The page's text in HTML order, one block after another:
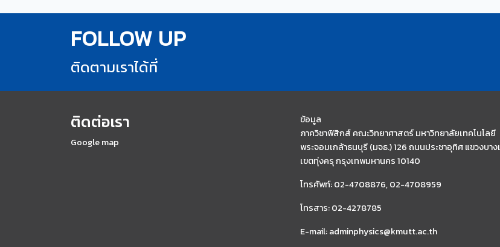
FOLLOW UP
ติดตามเราได้ที่
ติดต่อเรา
Google map
ข้อมูล
ภาควิชาฟิสิกส์ คณะวิทยาศาสตร์ มหาวิทยาลัยเทคโนโลยี
พระจอมเกล้าธนบุรี (มจธ.) 126 ถนนประชาอุทิศ แขวงบา
เขตทุ่งครุ กรุงเทพมหานคร 10140
โทรศัพท์: 02-4708876, 02-4708959
โทรสาร: 02-4278785
E-mail: adminphysics@kmutt.ac.th